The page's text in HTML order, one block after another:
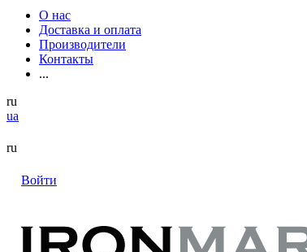
О нас
Доставка и оплата
Производители
Контакты
...
ru
ua
ru
Войти